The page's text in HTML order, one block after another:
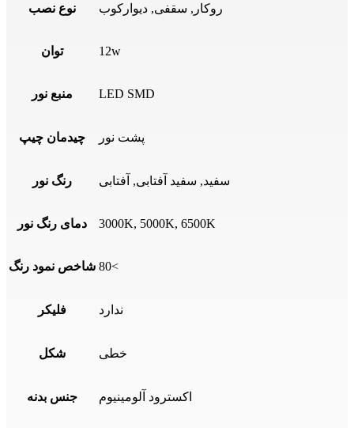
نوع نصب روکار , سقفی, دیوارکوب
توان 12w
منبع نور LED SMD
چیدمان چیپ پشت نور
رنگ نور سفید, سفید آفتابی, آفتابی
دمای رنگ نور 3000K, 5000K, 6500K
شاخص نمود رنگ 80<
فلیکر ندارد
شکل خطی
جنس بدنه اکسترود آلومینیوم